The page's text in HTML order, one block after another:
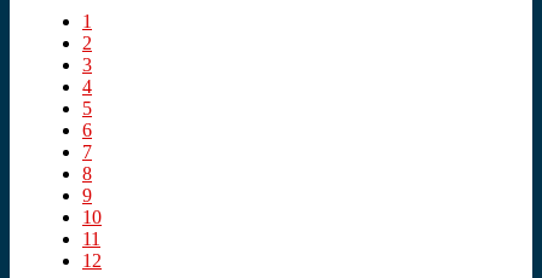
1
2
3
4
5
6
7
8
9
10
11
12